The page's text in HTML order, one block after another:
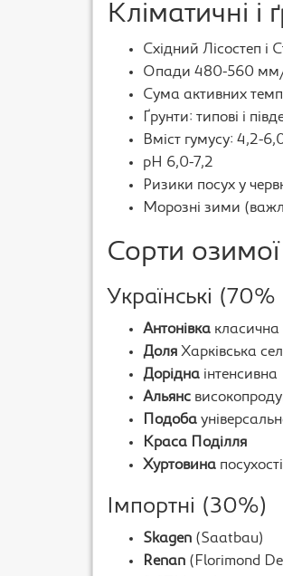
Кліматичні і
Східний Лісостеп і
Опади 480-560 мм/
Сума активних
Ґрунти: типові і
Вміст гумусу: 4,2-
pH 6,0-7,2
Ризики посух у
Морозні зими
Сорти
Українські
Антонівка класична
Доля Харківська
Дорідна інтенсивна
Альянс
Подоба
Краса Поділля
Хуртовина
Імпортні (30%)
Skagen (Saatbau)
Renan (Florimond